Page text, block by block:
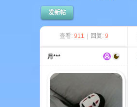
发新帖
查看: 911 回复: 9
月***